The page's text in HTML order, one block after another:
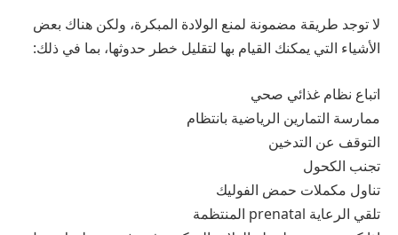
لا توجد طريقة مضمونة لمنع الولادة المبكرة، ولكن هناك بعض
الأشياء التي يمكنك القيام بها لتقليل خطر حدوثها، بما في ذلك:
اتباع نظام غذائي صحي
ممارسة التمارين الرياضية بانتظام
التوقف عن التدخين
تجنب الكحول
تناول مكملات حمض الفوليك
تلقي الرعاية prenatal المنتظمة